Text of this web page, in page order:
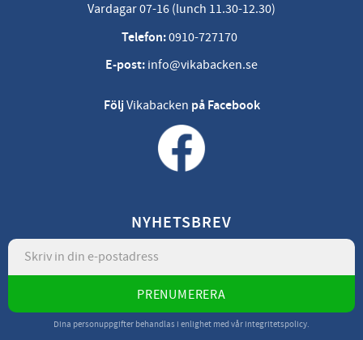
Vardagar 07-16 (lunch 11.30-12.30)
Telefon:0910-727170
E-post: info@vikabacken.se
FöljVikabacken på Facebook
NYHETSBREV
PRENUMERERA
Dina personuppgifter behandlas i enlighet med vår integritetspolicy.